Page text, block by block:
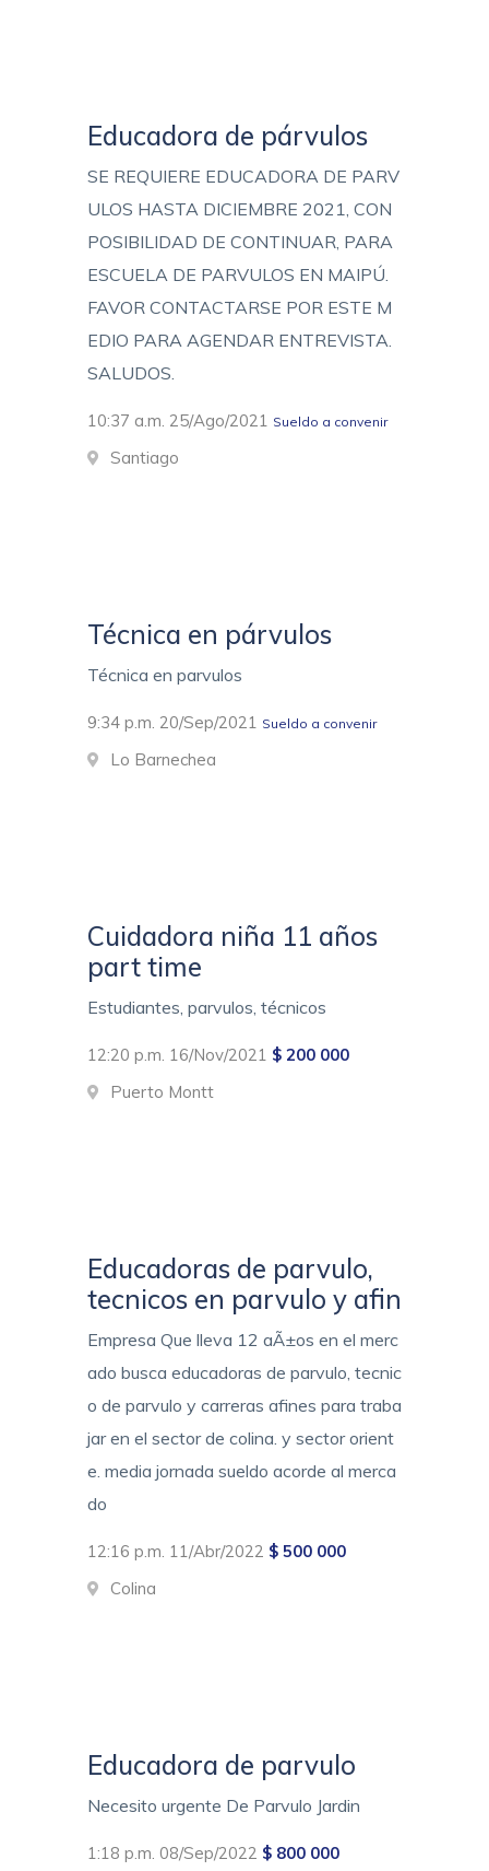
Educadora de párvulos
SE REQUIERE EDUCADORA DE PARV
ULOS HASTA DICIEMBRE 2021, CON
POSIBILIDAD DE CONTINUAR, PARA
ESCUELA DE PARVULOS EN MAIPÚ.
FAVOR CONTACTARSE POR ESTE M
EDIO PARA AGENDAR ENTREVISTA.
SALUDOS.
10:37 a.m. 25/Ago/2021 Sueldo a convenir
Santiago
Técnica en párvulos
Técnica en parvulos
9:34 p.m. 20/Sep/2021 Sueldo a convenir
Lo Barnechea
Cuidadora niña 11 años
part time
Estudiantes, parvulos, técnicos
12:20 p.m. 16/Nov/2021 $ 200 000
Puerto Montt
Educadoras de parvulo,
tecnicos en parvulo y afin
Empresa Que lleva 12 aÃ±os en el merc
ado busca educadoras de parvulo, tecnic
o de parvulo y carreras afines para traba
jar en el sector de colina. y sector orient
e. media jornada sueldo acorde al merca
do
12:16 p.m. 11/Abr/2022 $ 500 000
Colina
Educadora de parvulo
Necesito urgente De Parvulo Jardin
1:18 p.m. 08/Sep/2022 $ 800 000